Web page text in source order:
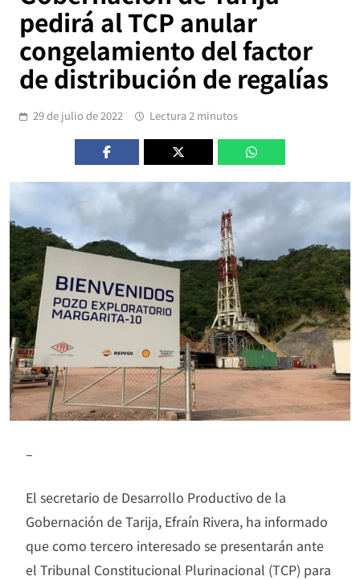
pedirá al TCP anular
congelamiento del factor
de distribución de regalías
29 de julio de 2022 Lectura 2 minutos
–
El secretario de Desarrollo Productivo de la
Gobernación de Tarija, Efraín Rivera, ha informado
que como tercero interesado se presentarán ante
el Tribunal Constitucional Plurinacional (TCP) para